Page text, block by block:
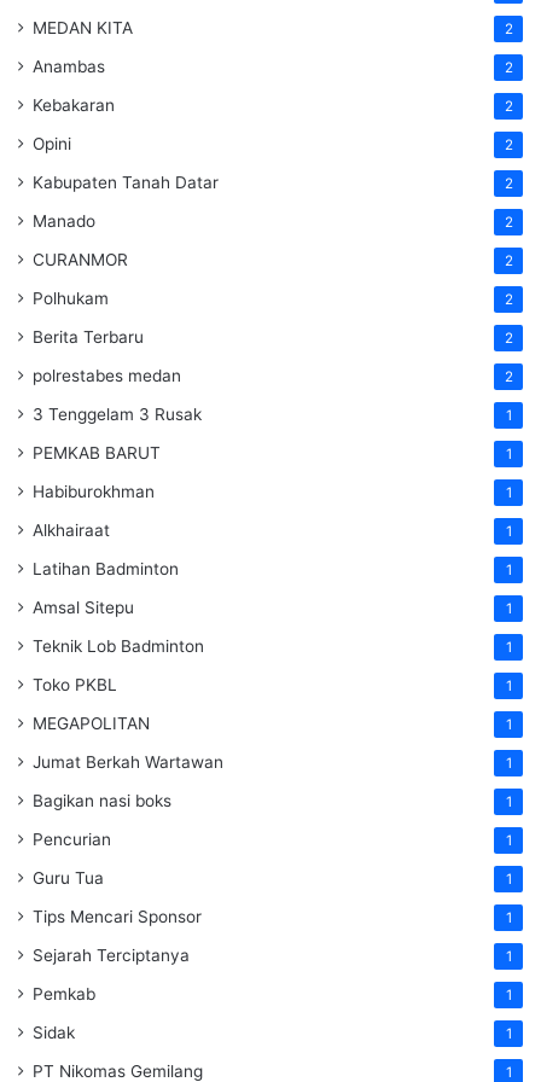
MEDAN KITA 2
Anambas 2
Kebakaran 2
Opini 2
Kabupaten Tanah Datar 2
Manado 2
CURANMOR 2
Polhukam 2
Berita Terbaru 2
polrestabes medan 2
3 Tenggelam 3 Rusak 1
PEMKAB BARUT 1
Habiburokhman 1
Alkhairaat 1
Latihan Badminton 1
Amsal Sitepu 1
Teknik Lob Badminton 1
Toko PKBL 1
MEGAPOLITAN 1
Jumat Berkah Wartawan 1
Bagikan nasi boks 1
Pencurian 1
Guru Tua 1
Tips Mencari Sponsor 1
Sejarah Terciptanya 1
Pemkab 1
Sidak 1
PT Nikomas Gemilang 1